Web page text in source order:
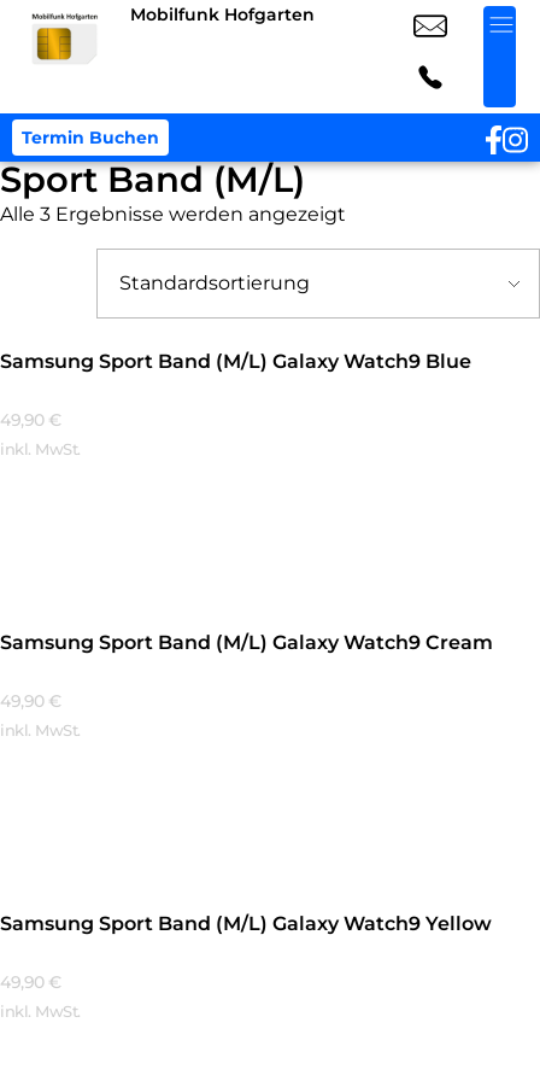
Mobilfunk Hofgarten
Termin Buchen
Sport Band (M/L)
Alle 3 Ergebnisse werden angezeigt
Samsung Sport Band (M/L) Galaxy Watch9 Blue
49,90 €
inkl. MwSt.
Samsung Sport Band (M/L) Galaxy Watch9 Cream
49,90 €
inkl. MwSt.
Samsung Sport Band (M/L) Galaxy Watch9 Yellow
49,90 €
inkl. MwSt.